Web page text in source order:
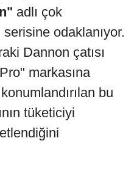
adlı çok
odaklanıyor.
Dannon çatısı
markasına
bu
tüketiciyi